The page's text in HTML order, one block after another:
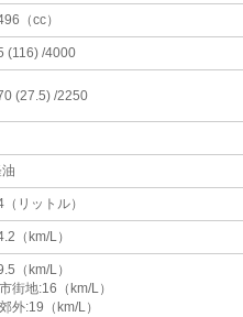
（cc）
(116) /4000
(27.5) /2250
（リットル）
（km/L）
（km/L）
街地:16（km/L）
外:19（km/L）